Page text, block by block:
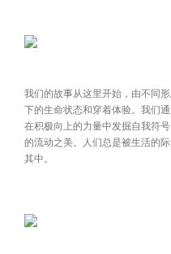
我们的故事从这里开始，由不同
下的生命状态和穿着体验。我们
在积极向上的力量中发掘自我符
的流动之美。人们总是被生活的
其中。